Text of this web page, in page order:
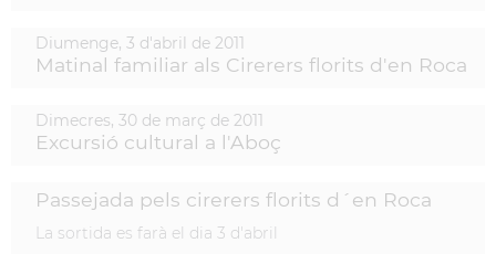
Diumenge, 3 d'abril de 2011
Matinal familiar als Cirerers florits d'en Roca
Dimecres, 30 de març de 2011
Excursió cultural a l'Aboç
Passejada pels cirerers florits d´en Roca
La sortida es farà el dia 3 d'abril